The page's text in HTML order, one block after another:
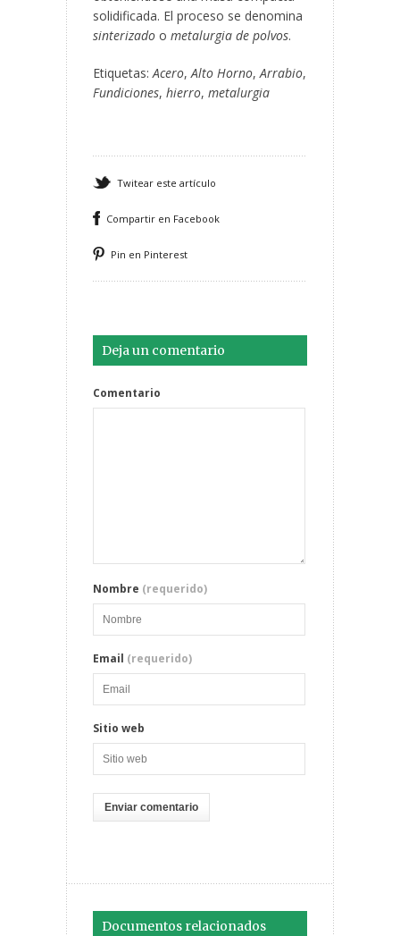
solidificada. El proceso se denomina
sinterizado o metalurgia de polvos.
Etiquetas:Acero,Alto Horno,Arrabio,
Fundiciones, hierro, metalurgia
Twitear este artículo
Compartir en Facebook
Pin en Pinterest
Deja un comentario
Comentario
Nombre (requerido)
Email (requerido)
Sitio web
Documentos relacionados